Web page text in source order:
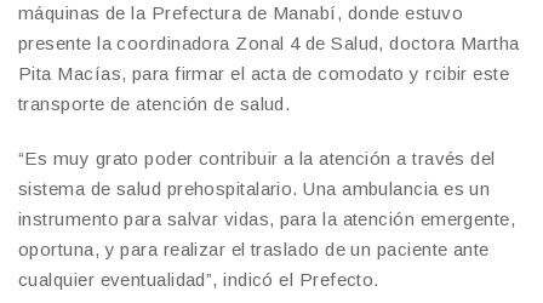
máquinas de la Prefectura de Manabí, donde estuvo
presente la coordinadora Zonal 4 de Salud, doctora Martha
Pita Macías, para firmar el acta de comodato y rcibir este
transporte de atención de salud.
“Es muy grato poder contribuir a la atención a través del
sistema de salud prehospitalario. Una ambulancia es un
instrumento para salvar vidas, para la atención emergente,
oportuna, y para realizar el traslado de un paciente ante
cualquier eventualidad”, indicó el Prefecto.